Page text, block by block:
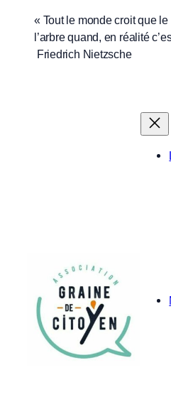
contenu
« Tout le monde croit que le
l’arbre quand, en réalité
Friedrich Nietzsche